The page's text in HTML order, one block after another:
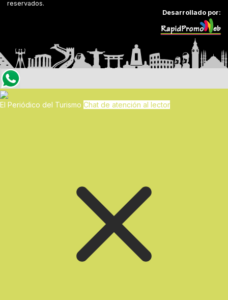
reservados.
Desarrollado por:
El Periódico del Turismo Chat de atención al lector